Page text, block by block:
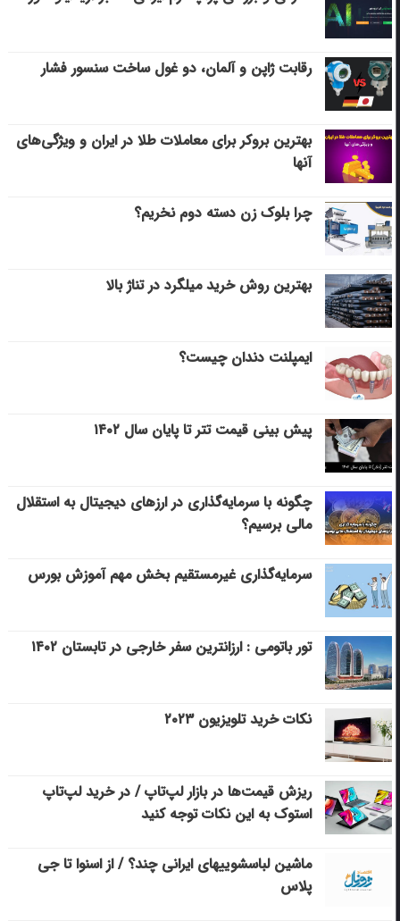
رقابت ژاپن و آلمان، دو غول ساخت سنسور فشار
بهترین بروکر برای معاملات طلا در ایران و ویژگی‌های
آنها
چرا بلوک زن دسته دوم نخریم؟
بهترین روش خرید میلگرد در تناژ بالا
ایمپلنت دندان چیست؟
پیش بینی قیمت تتر تا پایان سال ۱۴۰۲
چگونه با سرمایه‌گذاری در ارزهای دیجیتال به استقلال
مالی برسیم؟
سرمایه‌گذاری غیرمستقیم بخش مهم آموزش بورس
تور باتومی : ارزانترین سفر خارجی در تابستان ۱۴۰۲
نکات خرید تلویزیون ۲۰۲۳
ریزش قیمت‌ها در بازار لپ‌تاپ / در خرید لپ‌تاپ
استوک به این نکات توجه کنید
ماشین لباسشویی‎های ایرانی چند؟ / از اسنوا تا جی
پلاس